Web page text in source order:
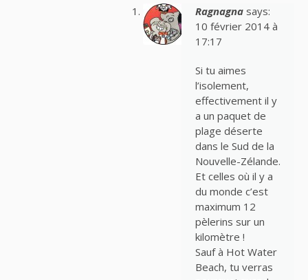
Ragnagna says:
10 février 2014 à
17:17
Si tu aimes
l’isolement,
effectivement il y
a un paquet de
plage déserte
dans le Sud de la
Nouvelle-Zélande.
Et celles où il y a
du monde c’est
maximum 12
pèlerins sur un
kilomètre !
Sauf à Hot Water
Beach, tu verras